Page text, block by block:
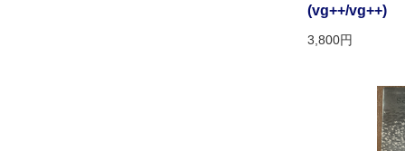
(vg++/vg++)
3,800円